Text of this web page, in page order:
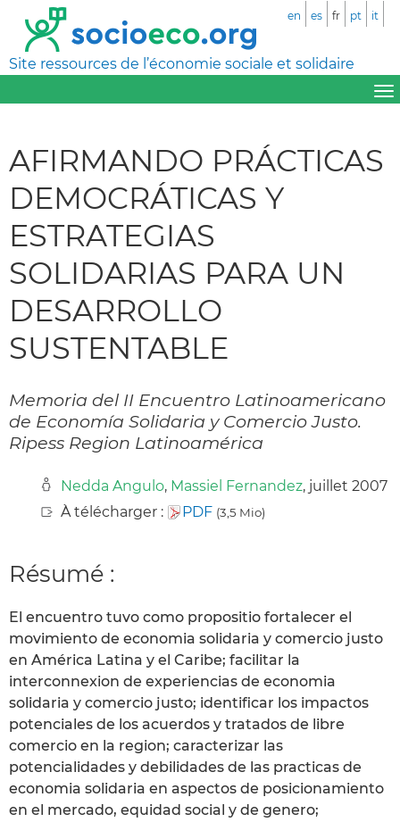
Site ressources de l’économie sociale et solidaire
en es fr pt it
AFIRMANDO PRÁCTICAS
DEMOCRÁTICAS Y
ESTRATEGIAS
SOLIDARIAS PARA UN
DESARROLLO
SUSTENTABLE
Memoria del II Encuentro Latinoamericano
de Economía Solidaria y Comercio Justo.
Ripess Region Latinoamérica
Nedda Angulo, Massiel Fernandez, juillet 2007
À télécharger :
PDF (3,5 Mio)
Résumé :
El encuentro tuvo como propositio fortalecer el
movimiento de economia solidaria y comercio justo
en América Latina y el Caribe; facilitar la
interconnexion de experiencias de economia
solidaria y comercio justo; identificar los impactos
potenciales de los acuerdos y tratados de libre
comercio en la region; caracterizar las
potencialidades y debilidades de las practicas de
economia solidaria en aspectos de posicionamiento
en el mercado, equidad social y de genero;